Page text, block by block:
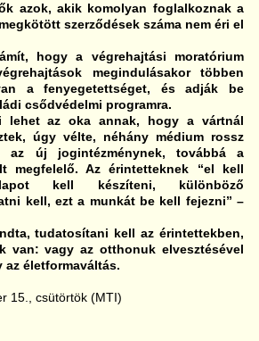
azok, akik komolyan foglalkoznak a
szerződések száma nem éri el
hogy a végrehajtási moratórium
megindulásakor többen
a fenyegetettséget, és adják be
csődvédelmi programra.
lehet az oka annak, hogy a vártnál
úgy vélte, néhány médium rossz
az új jogintézménynek, továbbá a
megfelelő. Az érintetteknek “el kell
kell készíteni, különböző
kell, ezt a munkát be kell fejezni” –
tudatosítani kell az érintettekben,
van: vagy az otthonuk elvesztésével
az életformaváltás.
15., csütörtök (MTI)